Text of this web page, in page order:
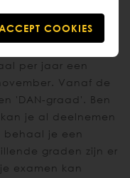
is het
per jaar een
Vanaf de
'DAN-graad'. Ben
je al deelnemen
je een
graden zijn er
examen kan